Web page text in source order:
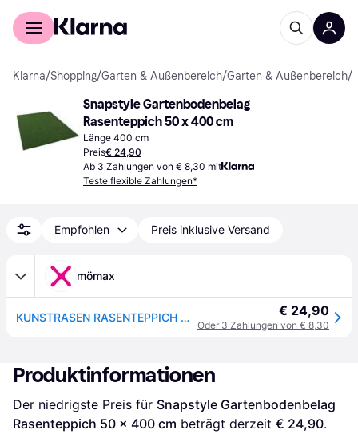
Für Shopper
Klarna/Shopping/Garten & Außenbereich/Garten & Außenbereich/
Snapstyle Gartenbodenbelag
Rasenteppich 50 x 400 cm
Länge 400 cm
Preis€ 24,90
Ab 3 Zahlungen von € 8,30 mit
Teste flexible Zahlungen*
Empfohlen Preis inklusive Versand
mömax
KUNSTRASEN RASENTEPPICH MIT NOPPEN KINGSTON € 24,90
Oder 3 Zahlungen von € 8,30
Produktinformationen
Der niedrigste Preis für Snapstyle Gartenbodenbelag
Rasenteppich 50 x 400 cm beträgt derzeit € 24,90.